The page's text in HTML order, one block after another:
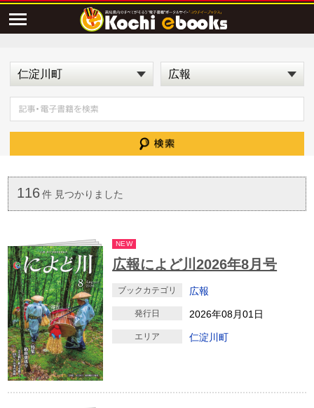
116 件 見つかりました
NEW
広報によど川2026年8月号
ブックカテゴリ 広報
発行日 2026年08月01日
エリア 仁淀川町